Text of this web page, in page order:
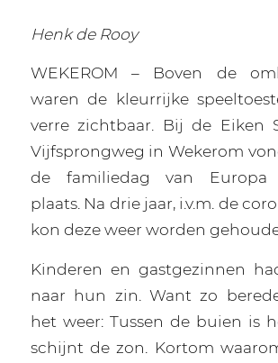
Henk de Rooy
WEKEROM – Boven de
waren de kleurrijke
verre zichtbaar. Bij de Eiken
Vijfsprongweg in Wekerom
de familiedag van Europa
plaats. Na drie jaar, i.v.m. de
kon deze weer worden
Kinderen en gastgezinnen
naar hun zin. Want zo
het weer: Tussen de buien is
schijnt de zon. Kortom